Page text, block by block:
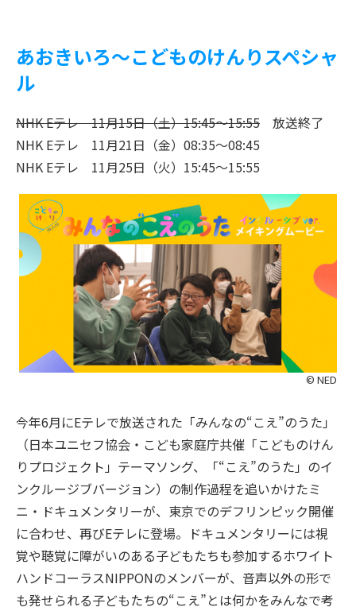
あおきいろ～こどものけんりスペシャ
ル
NHK Eテレ 11月15日（土）15:45～15:55 放送終了
NHK Eテレ 11月21日（金）08:35～08:45
NHK Eテレ 11月25日（火）15:45～15:55
© NED
今年6月にEテレで放送された「みんなの“こえ”のうた」
（日本ユニセフ協会・こども家庭庁共催「こどものけん
りプロジェクト」テーマソング、「“こえ”のうた」のイ
ンクルージブバージョン）の制作過程を追いかけたミ
ニ・ドキュメンタリーが、東京でのデフリンピック開催
に合わせ、再びEテレに登場。ドキュメンタリーには視
覚や聴覚に障がいのある子どもたちも参加するホワイト
ハンドコーラスNIPPONのメンバーが、音声以外の形で
も発せられる子どもたちの“こえ”とは何かをみんなで考